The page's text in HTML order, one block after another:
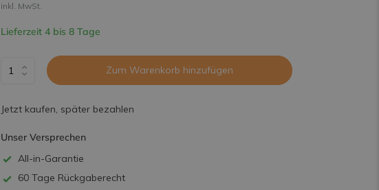
inkl. MwSt.
Lieferzeit 4 bis 8 Tage
Zum Warenkorb hinzufügen
Jetzt kaufen, später bezahlen
Unser Versprechen
All-in-Garantie
60 Tage Rückgaberecht